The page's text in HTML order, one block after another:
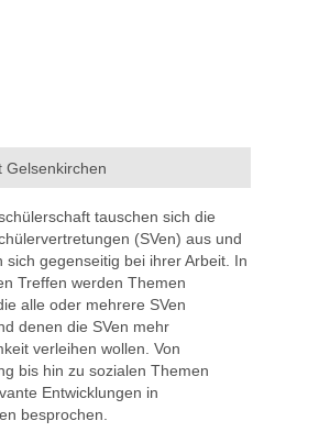
Gelsenkirchen
tauschen sich die
(SVen) aus und
sich gegenseitig bei ihrer Arbeit. In
Treffen werden Themen
alle oder mehrere SVen
denen die SVen mehr
verleihen wollen. Von
bis hin zu sozialen Themen
Entwicklungen in
besprochen.